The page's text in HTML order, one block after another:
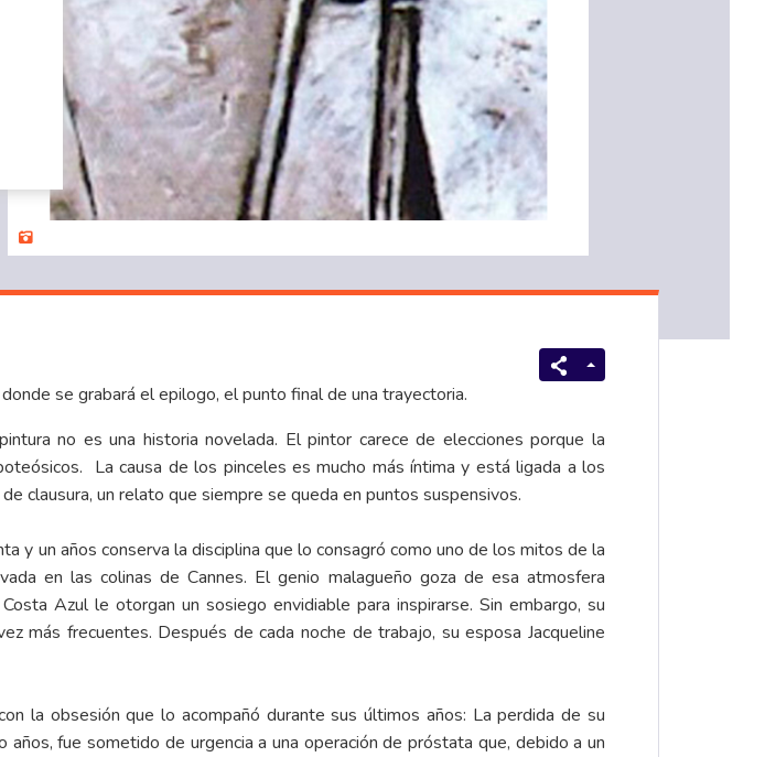
se grabará el epilogo, el punto final de una trayectoria.
no es una historia novelada. El pintor carece de elecciones porque la
La causa de los pinceles es mucho más íntima y está ligada a los
clausura, un relato que siempre se queda en puntos suspensivos.
y un años conserva la disciplina que lo consagró como uno de los mitos de la
en las colinas de Cannes. El genio malagueño goza de esa atmosfera
Azul le otorgan un sosiego envidiable para inspirarse. Sin embargo, su
más frecuentes. Después de cada noche de trabajo, su esposa Jacqueline
la obsesión que lo acompañó durante sus últimos años: La perdida de su
fue sometido de urgencia a una operación de próstata que, debido a un